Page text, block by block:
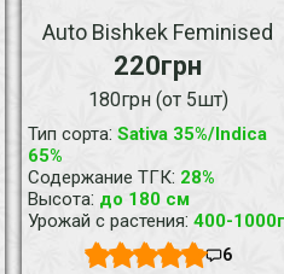
Auto Bishkek Feminised
220грн
180грн (от 5шт)
Тип сорта: Sativa 35%/Indica
65%
Содержание ТГК: 28%
Высота: до 180 см
Урожай с растения: 400-1000г
6